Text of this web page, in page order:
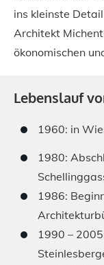
ins kleinste
Architekt
ökonomischen
Lebenslauf
1960: in
1980:
1986:
1990 –